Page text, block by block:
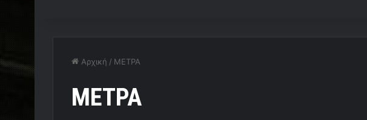
Αρχική / ΜΕΤΡΑ
ΜΕΤΡΑ